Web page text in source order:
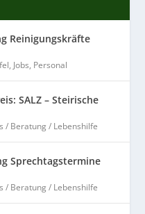
Reinigungskräfte
, Jobs, Personal
SALZ – Steirische
/ Beratung / Lebenshilfe
Sprechtagstermine
/ Beratung / Lebenshilfe